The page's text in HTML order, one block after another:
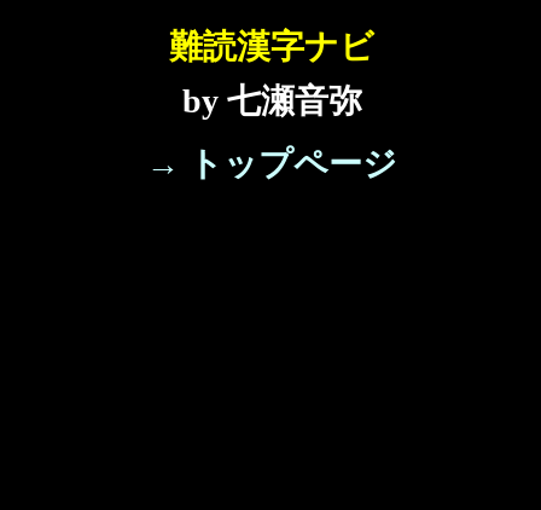
難読漢字ナビ
by 七瀬音弥
→ トップページ